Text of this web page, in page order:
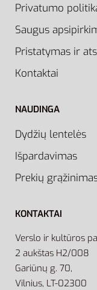
Privatumo
Saugus
Pristatymas ir
Kontaktai
NAUDINGA
Dydžių lentelės
Išpardavimas
Prekių
KONTAKTAI
Verslo ir kultūros
2 aukštas H2/008
Gariūnų g. 70,
Vilnius, LT-02300